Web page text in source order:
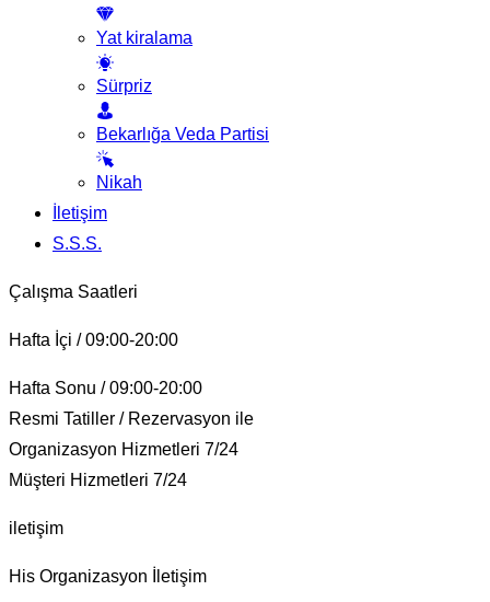
Yat kiralama
Sürpriz
Bekarlığa Veda Partisi
Nikah
İletişim
S.S.S.
Çalışma Saatleri
Hafta İçi / 09:00-20:00
Hafta Sonu / 09:00-20:00
Resmi Tatiller / Rezervasyon ile
Organizasyon Hizmetleri 7/24
Müşteri Hizmetleri 7/24
iletişim
His Organizasyon İletişim